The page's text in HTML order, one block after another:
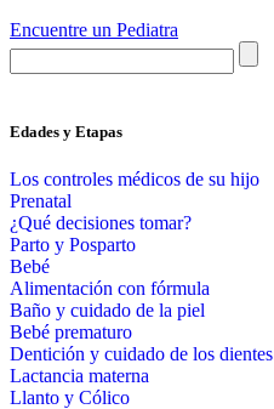
Encuentre un Pediatra
Edades y Etapas
Los controles médicos de su hijo
Prenatal
¿Qué decisiones tomar?
Parto y Posparto
Bebé
Alimentación con fórmula
Baño y cuidado de la piel
Bebé prematuro
Dentición y cuidado de los dientes
Lactancia materna
Llanto y Cólico